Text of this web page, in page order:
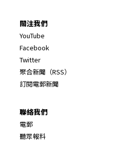
關注我們
YouTube
Facebook
Twitter
聚合新聞（RSS）
訂閱電郵新聞
聯絡我們
電郵
聽眾報料